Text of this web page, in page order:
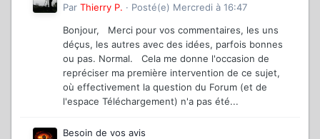
Par Thierry P. · Posté(e) Mercredi à 16:47
Bonjour, Merci pour vos commentaires, les uns
déçus, les autres avec des idées, parfois bonnes
ou pas. Normal. Cela me donne l'occasion de
repréciser ma première intervention de ce sujet,
où effectivement la question du Forum (et de
l'espace Téléchargement) n'a pas été...
Besoin de vos avis